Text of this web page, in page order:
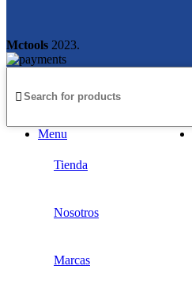
Mctools 2023.
Menu
Tienda
Nosotros
Marcas